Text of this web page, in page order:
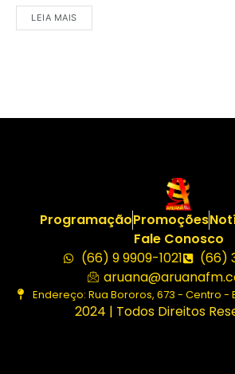
LEIA MAIS
ProgramaçãoPromoções
Fale Conosco
(66) 9 9909-1021
(66)
Endereço: Rua Bororos, 673 - Centro -
2024 | Todos Direitos